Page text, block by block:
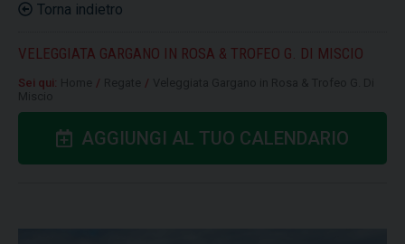
Torna indietro
VELEGGIATA GARGANO IN ROSA & TROFEO G. DI MISCIO
Sei qui: / /
AGGIUNGI AL TUO CALENDARIO